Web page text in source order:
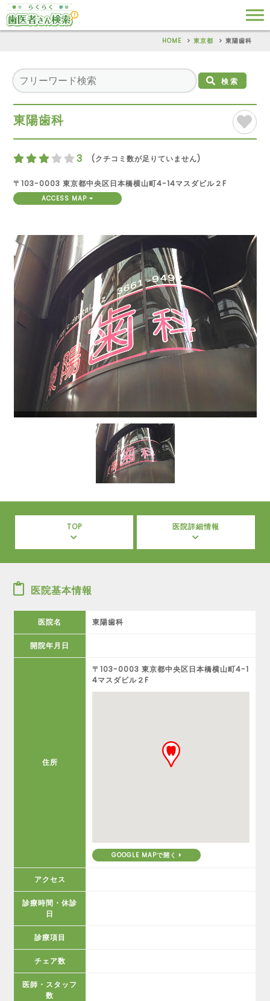
HOME 東京都 東陽歯科
検索
東陽歯科
3 (クチコミ数が足りていません)
〒103-0003 東京都中央区日本橋横山町4-14マスダビル２F
ACCESS MAP
TOP 医院詳細情報
医院基本情報
医院名 東陽歯科
開院年月日
住所
〒103-0003 東京都中央区日本橋横山町4-1
4マスダビル２F
GOOGLE MAPで開く
アクセス
診療時間・休診
日
診療項目
チェア数
医師・スタッフ
数